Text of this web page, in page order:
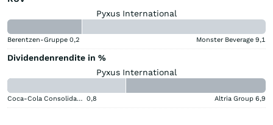
Pyxus International
Berentzen-Gruppe 0,2 Monster Beverage 9,1
Dividendenrendite in %
Pyxus International
Coca-Cola Consolidated 0,8 Altria Group 6,9